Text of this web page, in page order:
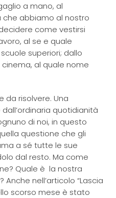
a mano, al
abbiamo al nostro
come vestirsi
al se e quale
superiori; dallo
al quale nome
da risolvere. Una
quotidianità
di noi, in questo
questione che gli
a sé tutte le sue
dal resto. Ma come
Quale è la nostra
nell’articolo “Lascia
scorso mese è stato